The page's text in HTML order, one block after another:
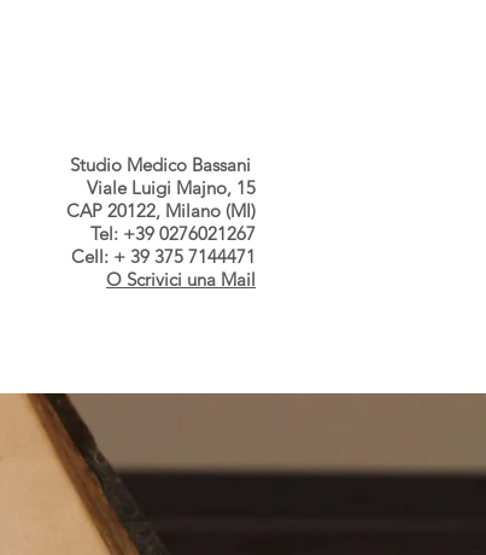
Studio Medico Bassani
Viale Luigi Majno, 15
CAP 20122, Milano (MI)
Tel: +39 0276021267
Cell: + 39 375 7144471
O Scrivici una Mail